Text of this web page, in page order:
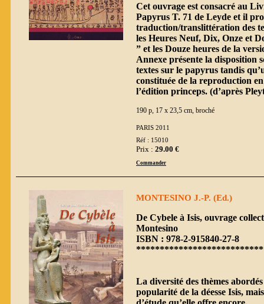
Cet ouvrage est consacré au
Papyrus T. 71 de Leyde et il
traduction/translittération des
les Heures Neuf, Dix, Onze et
” et les Douze heures de la
Annexe présente la disposition
textes sur le papyrus tandis
constituée de la reproduction
l’édition princeps. (d’après
190 p, 17 x 23,5 cm, broché
PARIS 2011
Réf : 15010
Prix : 29.00 €
Commander
MONTESINO J.-P. (Ed.)
De Cybele à Isis, ouvrage
Montesino
ISBN : 978-2-915840-27-8
La diversité des thèmes
popularité de la déesse Isis,